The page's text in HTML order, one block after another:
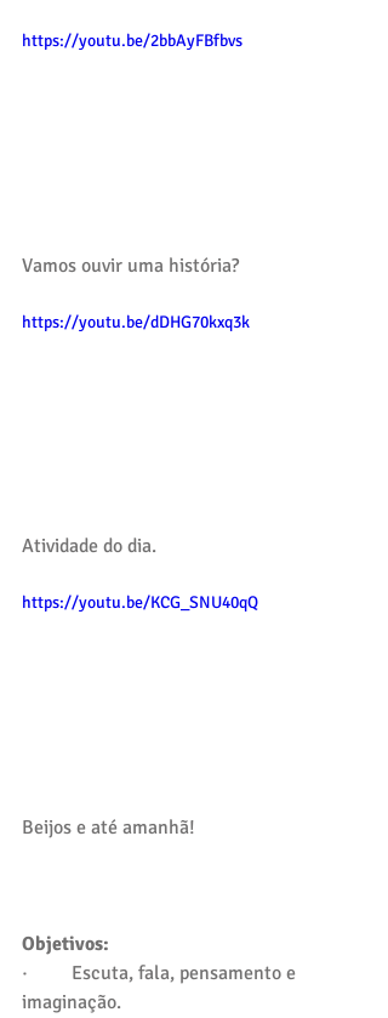
https://youtu.be/2bbAyFBfbvs
Vamos ouvir uma história?
https://youtu.be/dDHG70kxq3k
Atividade do dia.
https://youtu.be/KCG_SNU40qQ
Beijos e até amanhã!
Objetivos:
·         Escuta, fala, pensamento e
imaginação.